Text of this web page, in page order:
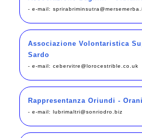
- e-mail:
Associazione Volontaristica
Sardo
- e-mail: cebervitre@lorocestrible.co.uk
Rappresentanza Oriundi -
- e-mail: lubrimaltri@sonriodro.biz